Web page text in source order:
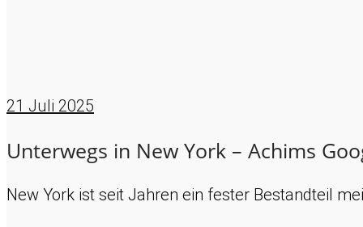
21 Juli 2025
Unterwegs in New York – Achims
New York ist seit Jahren ein fester Bestandteil